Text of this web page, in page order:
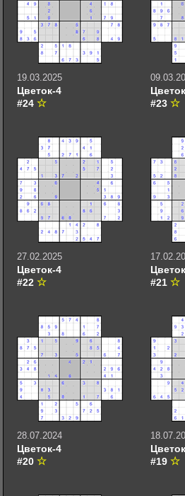
19.03.2025
Цветок-4
#24
#23
27.02.2025
Цветок-4
#22
#21
28.07.2024
Цветок-4
#20
#19